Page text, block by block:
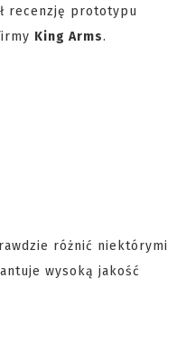
recenzję prototypu
King Arms.
różnić niektórymi
wysoką jakość